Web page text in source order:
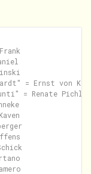
= Ernst von
= Renate Pichler